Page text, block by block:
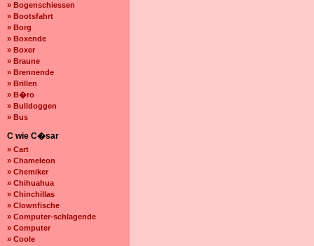
» Bogenschiessen
» Bootsfahrt
» Borg
» Boxende
» Boxer
» Braune
» Brennende
» Brillen
» B�ro
» Bulldoggen
» Bus
C wie C�sar
» Cart
» Chameleon
» Chemiker
» Chihuahua
» Chinchillas
» Clownfische
» Computer-schlagende
» Computer
» Coole